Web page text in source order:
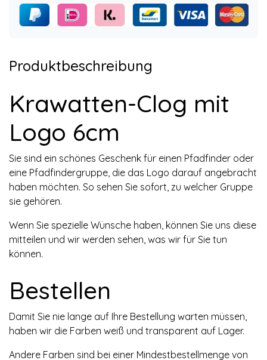
Produktbeschreibung
Krawatten-Clog mit
Logo 6cm
Sie sind ein schönes Geschenk für einen Pfadfinder oder
eine Pfadfindergruppe, die das Logo darauf angebracht
haben möchten. So sehen Sie sofort, zu welcher Gruppe
sie gehören.
Wenn Sie spezielle Wünsche haben, können Sie uns diese
mitteilen und wir werden sehen, was wir für Sie tun
können.
Bestellen
Damit Sie nie lange auf Ihre Bestellung warten müssen,
haben wir die Farben weiß und transparent auf Lager.
Andere Farben sind bei einer Mindestbestellmenge von